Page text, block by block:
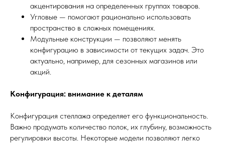
акцентирования на определенных группах товаров.
Угловые — помогают рационально использовать
пространство в сложных помещениях.
Модульные конструкции — позволяют менять
конфигурацию в зависимости от текущих задач. Это
актуально, например, для сезонных магазинов или
акций.
Конфигурация: внимание к деталям
Конфигурация стеллажа определяет его функциональность.
Важно продумать количество полок, их глубину, возможность
регулировки высоты. Некоторые модели позволяют легко